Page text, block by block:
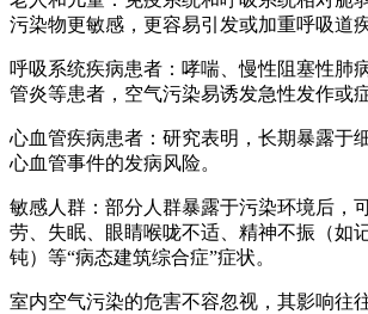
污染物更敏感，更容易引发或加重呼吸道疾
呼吸系统疾病患者：哮喘、慢性阻塞性肺
管炎等患者，空气污染易诱发急性发作或
心血管疾病患者：研究表明，长期暴露于
心血管事件的发病风险。
敏感人群：部分人群暴露于污染环境后，
劳、失眠、眼睛喉咙不适、精神不振（如
钝）等“病态建筑综合症”症状。
室内空气污染的危害不容忽视，其影响往